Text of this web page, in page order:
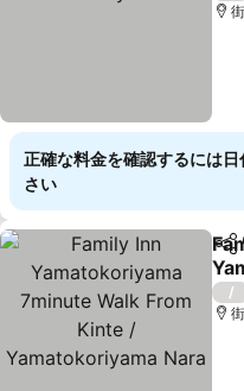
正確な料金を確認するには
さい
シ
料/